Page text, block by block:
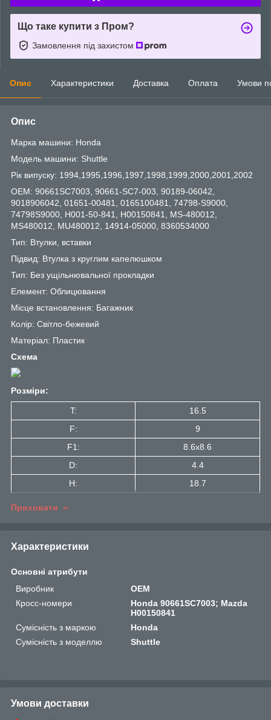
Що таке купити з Пром?
Замовлення під захистом
Опис Характеристики Доставка Оплата Умови
Опис
Марка машини: Honda
Модель машини: Shuttle
Рік випуску: 1994,1995,1996,1997,1998,1999,2000,2001,2002
OEM: 90661SC7003, 90661-SC7-003, 90189-06042,
9018906042, 01651-00481, 0165100481, 74798-S9000,
74798S9000, H001-50-841, H00150841, MS-480012,
MS480012, MU480012, 14914-05000, 8360534000
Тип: Втулки, вставки
Підвид: Втулка з круглим капелюшком
Тип: Без ущільнювальної прокладки
Елемент: Облицювання
Місце встановлення: Багажник
Колір: Світло-бежевий
Матеріал: Пластик
Схема
Розміри:
T:
16.5
F:
9
F1:
8.6x8.6
D:
4.4
H:
18.7
Приховати
Характеристики
Основні атрибути
Виробник
OEM
Кросс-номери
Honda 90661SC7003; Mazda
H00150841
Сумісність з маркою
Honda
Сумісність з моделлю
Shuttle
Умови доставки